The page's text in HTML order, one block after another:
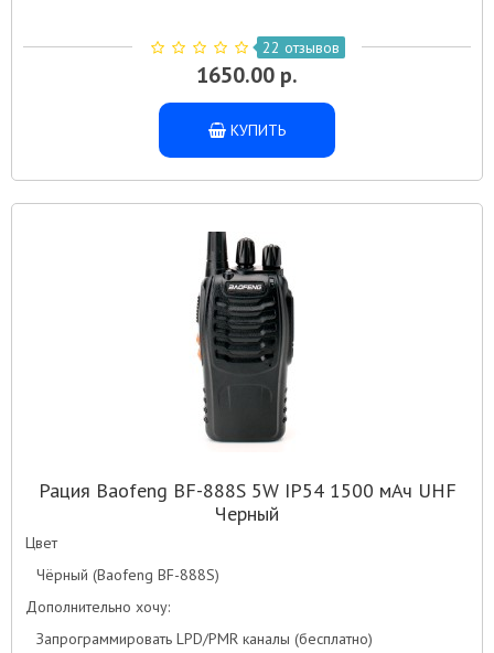
22 отзывов
1650.00 р.
КУПИТЬ
Рация Baofeng BF-888S 5W IP54 1500 мАч UHF
Черный
Цвет
Чёрный (Baofeng BF-888S)
Дополнительно хочу:
Запрограммировать LPD/PMR каналы (бесплатно)